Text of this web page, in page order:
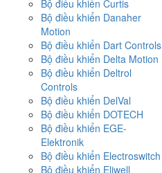
Bộ điều khiển Curtis
Bộ điều khiển Danaher
Motion
Bộ điều khiển Dart Controls
Bộ điều khiển Delta Motion
Bộ điều khiển Deltrol
Controls
Bộ điều khiển DelVal
Bộ điều khiển DOTECH
Bộ điều khiển EGE-
Elektronik
Bộ điều khiển Electroswitch
Bộ điều khiển Eliwell